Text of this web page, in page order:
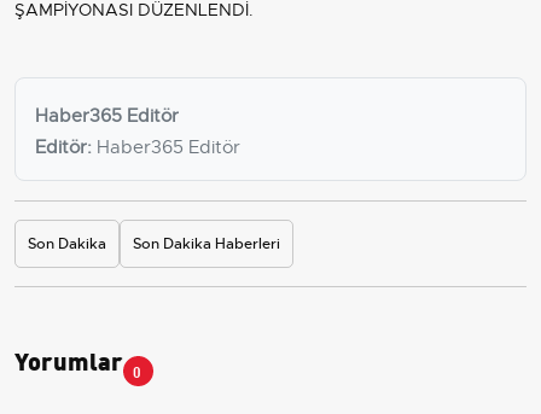
ŞAMPİYONASI DÜZENLENDİ.
Haber365 Editör
Editör: Haber365 Editör
Son Dakika Son Dakika Haberleri
Yorumlar 0